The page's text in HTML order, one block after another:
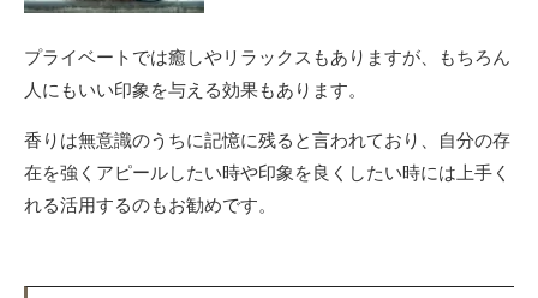
プライベートでは癒しやリラックスもありますが、もちろん
人にもいい印象を与える効果もあります。
香りは無意識のうちに記憶に残ると言われており、自分の存
在を強くアピールしたい時や印象を良くしたい時には上手く
れる活用するのもお勧めです。